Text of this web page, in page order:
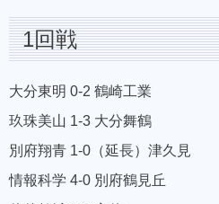
1回戦
大分東明 0-2 鶴崎工業
玖珠美山 1-3 大分舞鶴
別府翔青 1-0（延長）津久見
情報科学 4-0 別府鶴見丘